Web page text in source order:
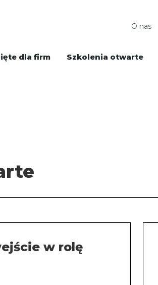
O nas
dla firm Szkolenia otwarte
w rolę